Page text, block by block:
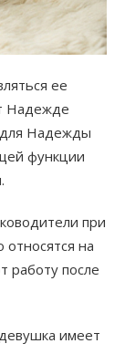
ее
Надежде
для Надежды
функции
при
относятся на
работу после
имеет